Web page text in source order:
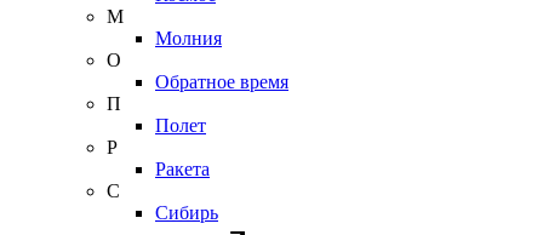
М
Молния
О
Обратное время
П
Полет
Р
Ракета
С
Сибирь